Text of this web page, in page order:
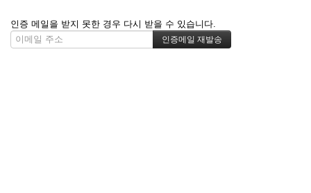
인증 메일을 받지 못한 경우 다시 받을 수 있습니다.